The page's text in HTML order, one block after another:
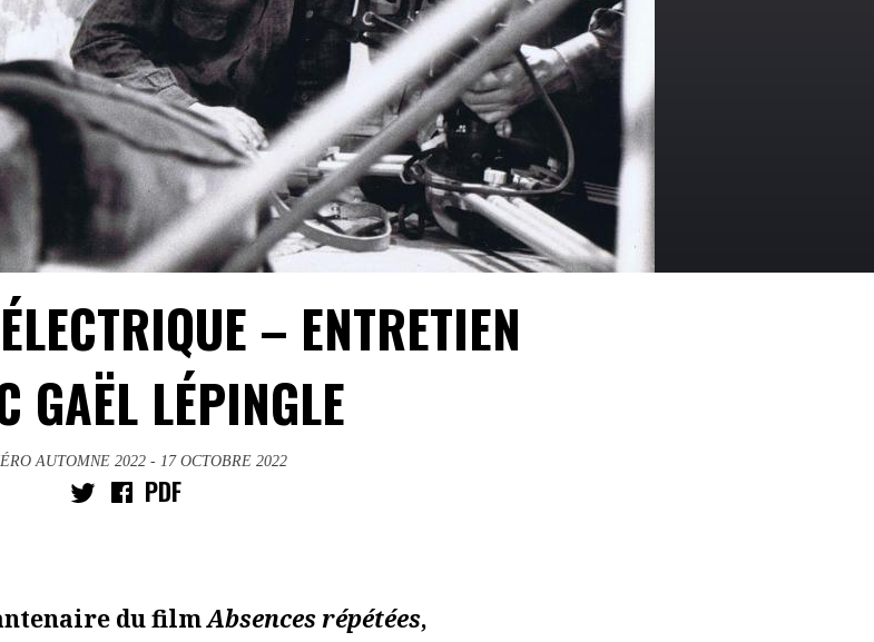
– ENTRETIEN
GAËL LÉPINGLE
AUTOMNE 2022 - 17 OCTOBRE 2022
PDF
du filmAbsences répétées,